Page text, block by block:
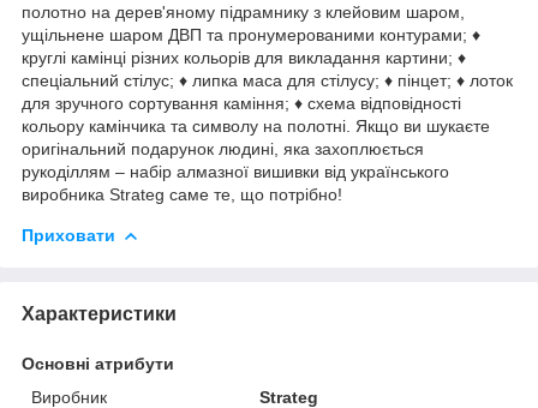
полотно на дерев'яному підрамнику з клейовим шаром,
ущільнене шаром ДВП та пронумерованими контурами; ♦
круглі камінці різних кольорів для викладання картини; ♦
спеціальний стілус; ♦ липка маса для стілусу; ♦ пінцет; ♦ лоток
для зручного сортування каміння; ♦ схема відповідності
кольору камінчика та символу на полотні. Якщо ви шукаєте
оригінальний подарунок людині, яка захоплюється
рукоділлям – набір алмазної вишивки від українського
виробника Strateg саме те, що потрібно!
Приховати
Характеристики
Основні атрибути
Виробник
Strateg